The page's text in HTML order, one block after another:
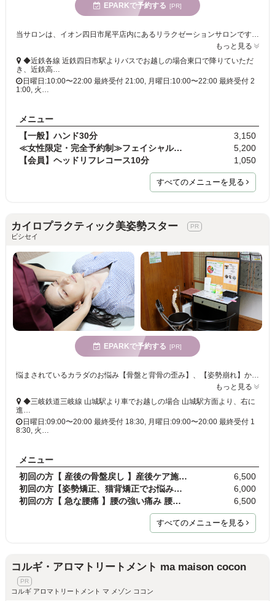
EPARKで予約する [PR]
もっと見る
◆近鉄各線 近鉄四日市駅よりバスでお越しの場合東口で降りていただ
き、近鉄高…
日曜日:10:00〜22:00 最終受付 21:00, 月曜日:10:00〜22:00 最終受付 2
1:00, 火…
メニュー
【一般】ハンド30分
3,150
≪女性限定・完全予約制≫フェイシャルコース40分
5,200
【会員】ヘッドリフレコース10分
1,050
すべてのメニューを見る
カイロプラクティック美姿勢スター
ビシセイ
EPARKで予約する [PR]
もっと見る
◆三岐鉄道三岐線 山城駅より車でお越しの場合 山城駅方面より、右に
進…
日曜日:09:00〜20:00 最終受付 18:30, 月曜日:09:00〜20:00 最終受付 1
8:30, 火…
メニュー
初回の方【 産後の骨盤戻し 】産後ケア施術+骨盤矯正…
6,500
初回の方【姿勢矯正、猫背矯正でお悩みの方へ】姿勢…
6,000
初回の方【 急な腰痛 】腰の強い痛み 腰を伸ばせない…
6,500
すべてのメニューを見る
コルギ・アロマトリートメント ma maison cocon
コルギ アロマトリートメント マ メゾン ココン